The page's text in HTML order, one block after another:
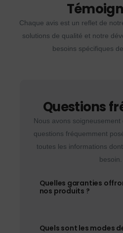
Chaque avis est un reflet de
solutions de qualité et notre
besoins spécifiques
Questions
Nous avons
questions fréquemment
toutes les informations
besoin.
Quelles garanties
nos produits ?
Quels sont les modes